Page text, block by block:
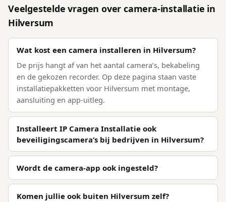
Veelgestelde vragen over camera-installatie in
Hilversum
Wat kost een camera installeren in Hilversum?
De prijs hangt af van het aantal camera’s, bekabeling
en de gekozen recorder. Op deze pagina staan vaste
installatiepakketten voor Hilversum met montage,
aansluiting en app-uitleg.
Installeert IP Camera Installatie ook
beveiligingscamera’s bij bedrijven in Hilversum?
Wordt de camera-app ook ingesteld?
Komen jullie ook buiten Hilversum zelf?